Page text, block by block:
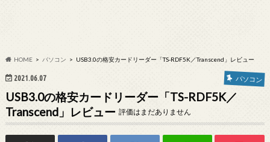
HOME パソコン USB3.0の格安カードリーダー「TS-RDF5K／Transcend」レビュー
2021.06.07 パソコン
USB3.0の格安カードリーダー「TS-RDF5K／
Transcend」レビュー 評価はまだありません